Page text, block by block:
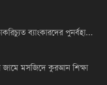
ব্যাংকারদের পুনর্বহা...
জামে মসজিদে কুরআন শিক্ষা